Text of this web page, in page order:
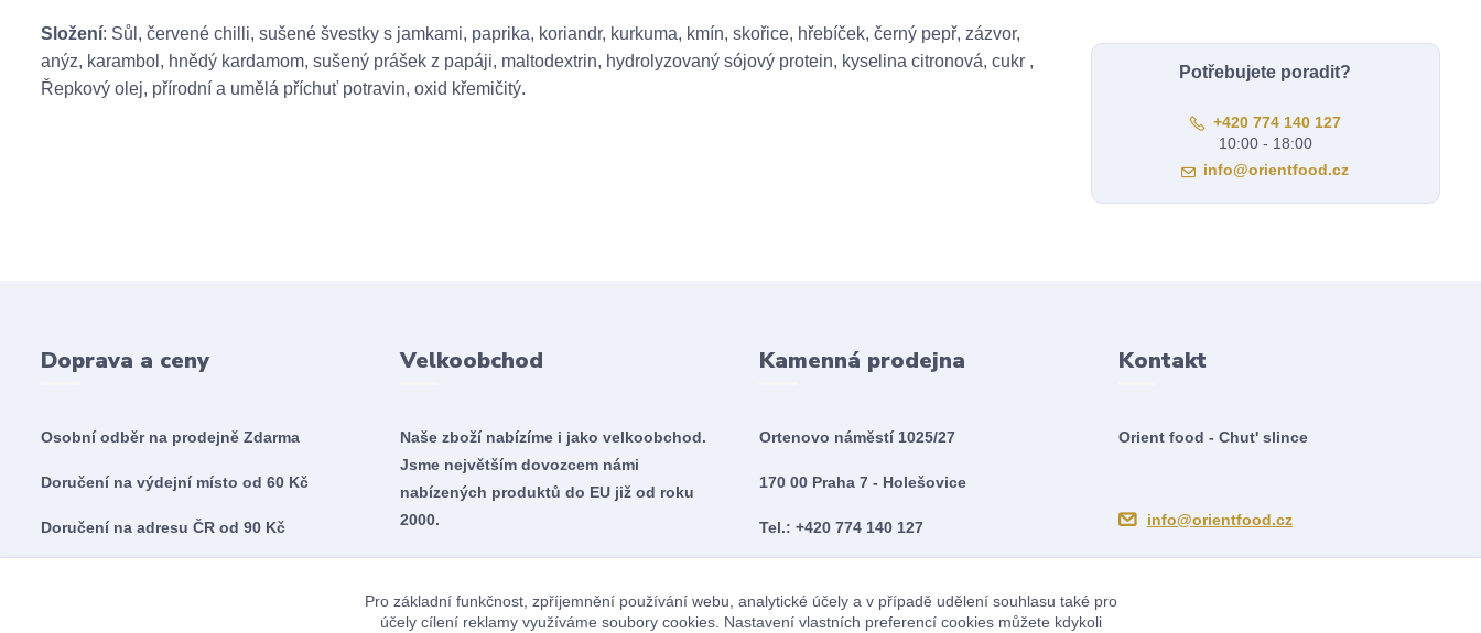
Složení: Sůl, červené chilli, sušené švestky s jamkami, paprika, koriandr, kurkuma, kmín, skořice, hřebíček, černý pepř, zázvor,
anýz, karambol, hnědý kardamom, sušený prášek z papáji, maltodextrin, hydrolyzovaný sójový protein, kyselina citronová, cukr ,
Řepkový olej, přírodní a umělá příchuť potravin, oxid křemičitý.
Potřebujete poradit?
+420 774 140 127
10:00 - 18:00
info@orientfood.cz
Doprava a ceny
Osobní odběr na prodejně Zdarma
Doručení na výdejní místo od 60 Kč
Doručení na adresu ČR od 90 Kč
Velkoobchod
Naše zboží nabízíme i jako velkoobchod.
Jsme největším dovozcem námi
nabízených produktů do EU již od roku
2000.
Kamenná prodejna
Ortenovo náměstí 1025/27
170 00 Praha 7 - Holešovice
Tel.: +420 774 140 127
Ne 10:00 - 18:00
Kontakt
Orient food - Chut' slince
info@orientfood.cz
Pro základní funkčnost, zpříjemnění používání webu, analytické účely a v případě udělení souhlasu také pro
účely cílení reklamy využíváme soubory cookies. Nastavení vlastních preferencí cookies můžete kdykoli